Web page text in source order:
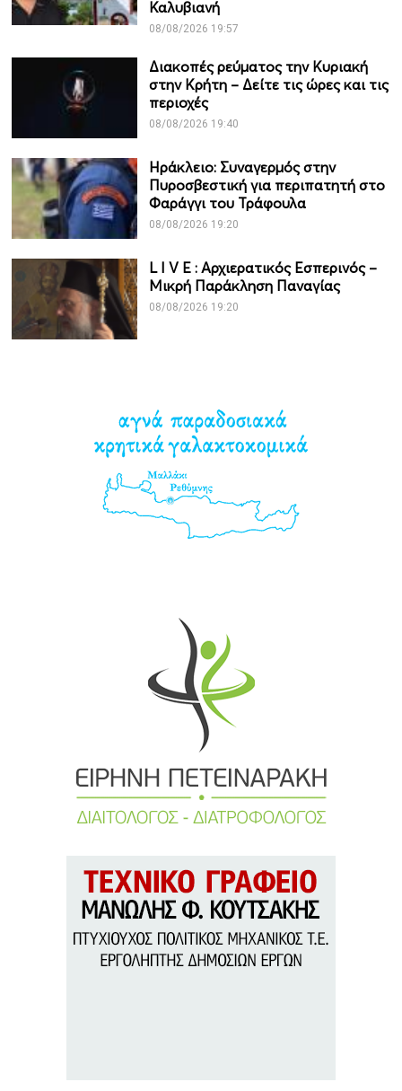
Καλυβιανή
08/08/2026 19:57
Διακοπές ρεύματος την Κυριακή
στην Κρήτη – Δείτε τις ώρες και τις
περιοχές
08/08/2026 19:40
Ηράκλειο: Συναγερμός στην
Πυροσβεστική για περιπατητή στο
Φαράγγι του Τράφουλα
08/08/2026 19:20
L I V Ε : Αρχιερατικός Εσπερινός –
Μικρή Παράκληση Παναγίας
08/08/2026 19:20